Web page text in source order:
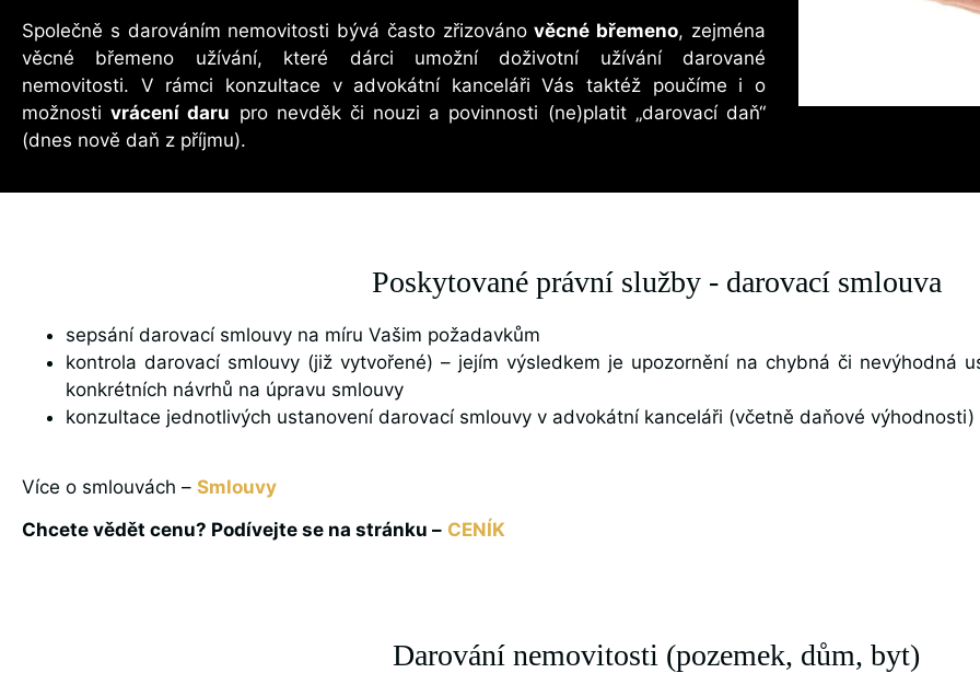
Společně s darováním nemovitosti bývá často zřizovánověcné břemeno, zejména
věcné břemeno užívání, které dárci umožní doživotní užívání darované
nemovitosti. V rámci konzultace v advokátní kanceláři Vás taktéž poučíme i o
možnostivrácení daru pro nevděk či nouzi a povinnosti (ne)platit „darovací daň“
(dnes nově daň z příjmu).
Poskytované právní služby - darovací smlouva
sepsání darovací smlouvy na míru Vašim požadavkům
kontrola darovací smlouvy (již vytvořené) – jejím výsledkem je upozornění na chybná či nevýhodná
konkrétních návrhů na úpravu smlouvy
konzultace jednotlivých ustanovení darovací smlouvy v advokátní kanceláři (včetně daňové výhodnosti)
Více o smlouvách – Smlouvy
Chcete vědět cenu? Podívejte se na stránku – CENÍK
Darování nemovitosti (pozemek, dům, byt)